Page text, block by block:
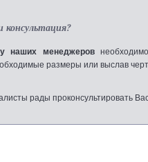
консультация?
наших менеджеров
размеры или выслав
рады проконсультировать